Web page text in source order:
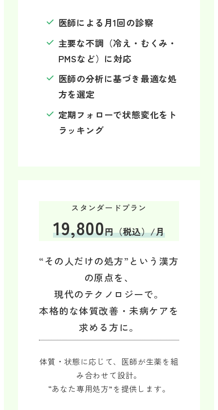
医師による月1回の診察
主要な不調（冷え・むくみ・
PMSなど）に対応
医師の分析に基づき最適な処
方を選定
定期フォローで状態変化をト
ラッキング
スタンダードプラン
19,800円（税込）/月
“その人だけの処方”という漢方
の原点を、
現代のテクノロジーで。
本格的な体質改善・未病ケアを
求める方に。
体質・状態に応じて、医師が生薬を組
み合わせて設計。
“あなた専用処方”を提供します。